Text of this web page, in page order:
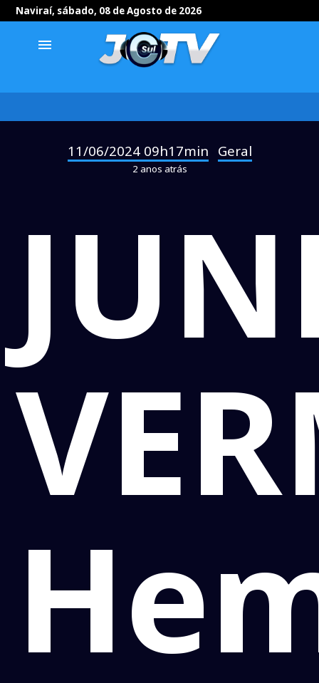
Naviraí, sábado, 08 de Agosto de 2026
menu
11/06/2024 09h17min Geral
2 anos atrás